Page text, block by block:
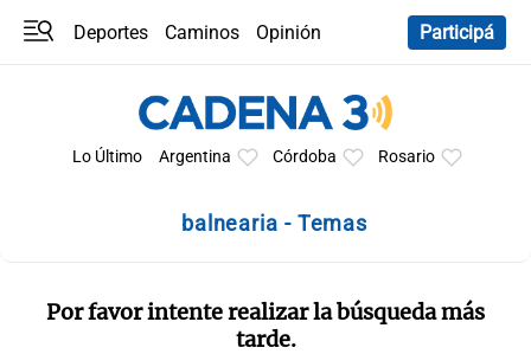
Deportes Caminos
Opinión
Participá
Lo Último Argentina Córdoba Rosario
balnearia - Temas
Por favor intente realizar la búsqueda más
tarde.